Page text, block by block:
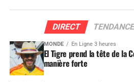
DIRECT
MONDE En Ligne 3 heures
El Tigre prend la tête de la
manière forte